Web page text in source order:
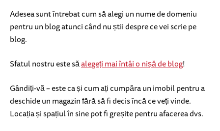
Adesea sunt întrebat cum să alegi un nume de domeniu
pentru un blog atunci când nu știi despre ce vei scrie pe
blog.
Sfatul nostru este săalegeți mai întâi o nișă de blog!
Gândiți-vă – este ca și cum ați cumpăra un imobil pentru a
deschide un magazin fără să fi decis încă ce veți vinde.
Locația și spațiul în sine pot fi greșite pentru afacerea dvs.